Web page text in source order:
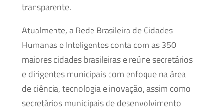
transparente.
Atualmente, a Rede Brasileira de Cidades
Humanas e Inteligentes conta com as 350
maiores cidades brasileiras e reúne secretários
e dirigentes municipais com enfoque na àrea
de ciência, tecnologia e inovação, assim como
secretários municipais de desenvolvimento